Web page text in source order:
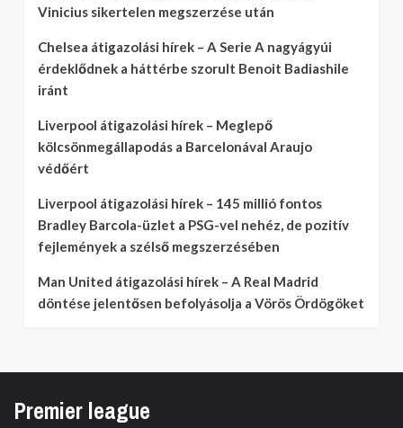
Vinicius sikertelen megszerzése után
Chelsea átigazolási hírek – A Serie A nagyágyúi
érdeklődnek a háttérbe szorult Benoit Badiashile
iránt
Liverpool átigazolási hírek – Meglepő
kölcsönmegállapodás a Barcelonával Araujo
védőért
Liverpool átigazolási hírek – 145 millió fontos
Bradley Barcola-üzlet a PSG-vel nehéz, de pozitív
fejlemények a szélső megszerzésében
Man United átigazolási hírek – A Real Madrid
döntése jelentősen befolyásolja a Vörös Ördögöket
Premier league